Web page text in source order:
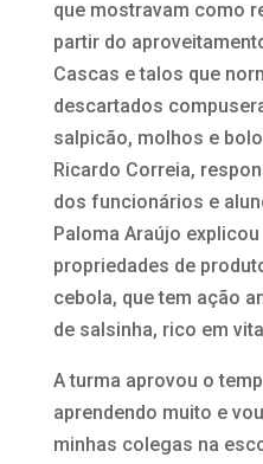
que mostravam como
partir do
Cascas e talos que
descartados
salpicão, molhos e
Ricardo Correia,
dos funcionários e
Paloma Araújo
propriedades de
cebola, que tem ação
de salsinha, rico em
A turma aprovou o
aprendendo muito e
minhas colegas na